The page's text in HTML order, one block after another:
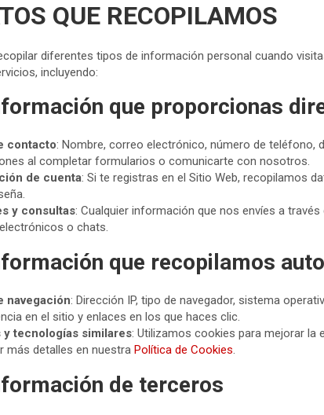
p
QUE RECOPILAMOS
diferentes tipos de información personal cuando
incluyendo:
que proporcionas
contacto: Nombre, correo electrónico, número de teléfono,
al completar formularios o comunicarte con nosotros.
de cuenta: Si te registras en el Sitio Web, recopilamos
y consultas: Cualquier información que nos envíes a
o chats.
que recopilamos
navegación: Dirección IP, tipo de navegador, sistema
en el sitio y enlaces en los que haces clic.
y tecnologías similares: Utilizamos cookies para mejorar la
más detalles en nuestra Política de Cookies.
de terceros